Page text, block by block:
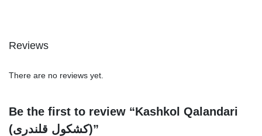
Reviews
There are no reviews yet.
Be the first to review “Kashkol Qalandari
(کشکول قلندری)”